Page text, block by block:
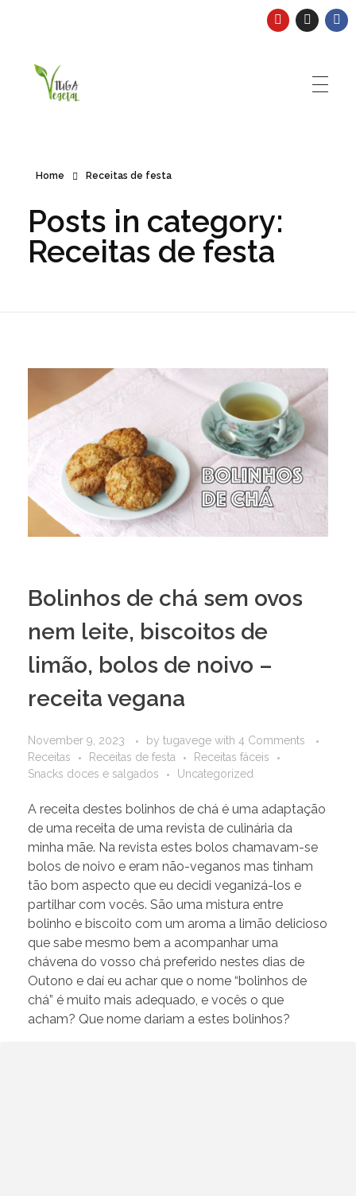
Home Receitas de festa
Posts in category:
Receitas de festa
Bolinhos de chá sem ovos
nem leite, biscoitos de
limão, bolos de noivo –
receita vegana
November 9, 2023 by tugavege with 4 Comments
Receitas
Receitas de festa
Receitas fáceis
Snacks doces e salgados
Uncategorized
A receita destes bolinhos de chá é uma adaptação
de uma receita de uma revista de culinária da
minha mãe. Na revista estes bolos chamavam-se
bolos de noivo e eram não-veganos mas tinham
tão bom aspecto que eu decidi veganizá-los e
partilhar com vocês. São uma mistura entre
bolinho e biscoito com um aroma a limão delicioso
que sabe mesmo bem a acompanhar uma
chávena do vosso chá preferido nestes dias de
Outono e daí eu achar que o nome “bolinhos de
chá” é muito mais adequado, e vocês o que
acham? Que nome dariam a estes bolinhos?